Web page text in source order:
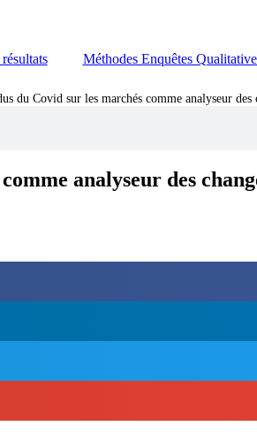
Méthodes Enquêtes
du Covid sur les marchés comme analyseur
analyseur des